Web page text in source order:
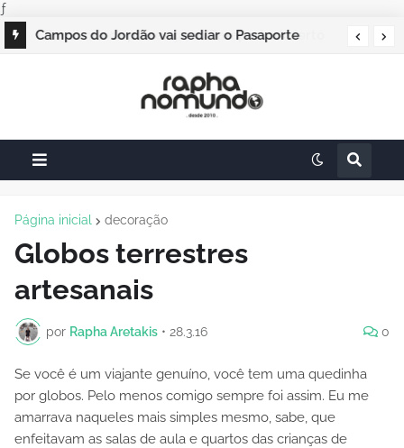
ƒ
Campos do Jordão vai sediar o Pasaporte
Página inicial decoração
Globos terrestres
artesanais
por Rapha Aretakis • 28.3.16 0
Se você é um viajante genuíno, você tem uma quedinha
por globos. Pelo menos comigo sempre foi assim. Eu me
amarrava naqueles mais simples mesmo, sabe, que
enfeitavam as salas de aula e quartos das crianças de